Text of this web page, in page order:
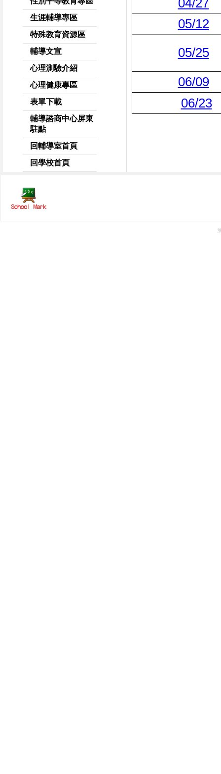
生涯輔導專區
特殊教育資源區
輔導文宣
心理測驗介紹
心理健康專區
表單下載
輔導諮商中心屏東
駐點
回輔導室首頁
回學校首頁
04/27
05/12
05/25
06/09
06/23